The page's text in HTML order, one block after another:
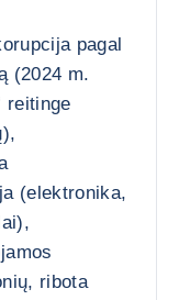
pagal
(2024 m.
reitinge
(elektronika,
ribota